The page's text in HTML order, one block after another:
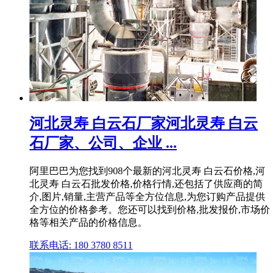
河北灵寿 白云石厂家河北灵寿 白云
石厂家、公司、企业 ...
阿里巴巴为您找到908个最新的河北灵寿 白云石价格,河
北灵寿 白云石批发价格,价格行情,还包括了供应商的简
介,图片,销量,主营产品等全方位信息,为您订购产品提供
全方位的价格参考。您还可以找到价格,批发报价,市场价
格等相关产品的价格信息。
联系电话: 180 3780 8511